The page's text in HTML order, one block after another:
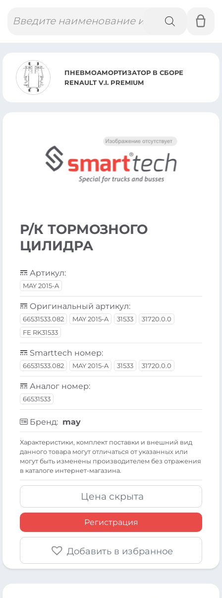
товаров
ПНЕВМОАМОРТИЗАТОР В СБОРЕ
RENAULT V.I. PREMIUM
Р/К ТОРМОЗНОГО
ЦИЛИДРА
Артикул:
MAY 2015-A
Оригинальный артикул:
66531533.082 MAY 2015-A 31533
31720.0.0
FE RK31533
Smarttech номер:
66531533.082 MAY 2015-A 31533 31720.0.0
Аналог номер:
66531533
Бренд: may
Xарактеристики, комплект поставки и внешний вид
данного товара могут отличаться от указанных или
могут быть изменены производителем без отражения
в каталоге интернет-магазина.
Цена скрыта
Регистрация
Добавить в избранное